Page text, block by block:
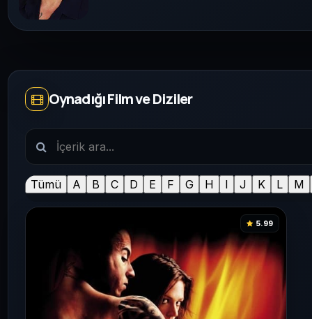
Oynadığı Film ve Diziler
Tümü A B C D E F G H I J K L M
5.99